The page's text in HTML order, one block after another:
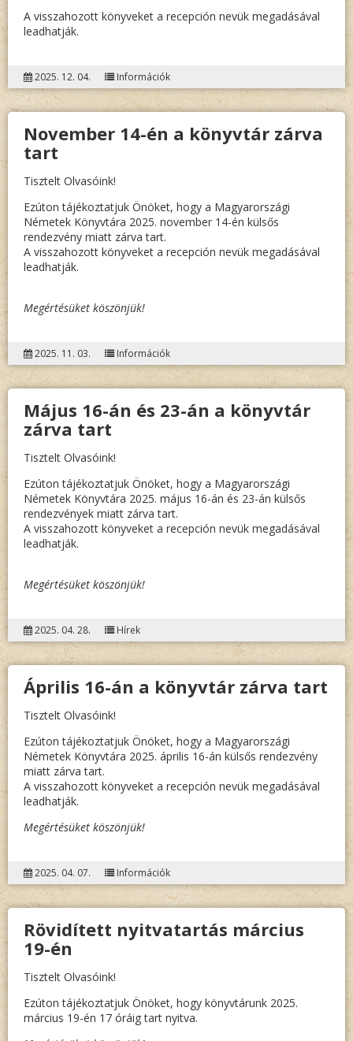
A visszahozott könyveket a recepción nevük megadásával
leadhatják.
2025. 12. 04. Információk
November 14-én a könyvtár zárva
tart
Tisztelt Olvasóink!
Ezúton tájékoztatjuk Önöket, hogy a Magyarországi
Németek Könyvtára 2025. november 14-én külsős
rendezvény miatt zárva tart.
A visszahozott könyveket a recepción nevük megadásával
leadhatják.
Megértésüket köszönjük!
2025. 11. 03. Információk
Május 16-án és 23-án a könyvtár
zárva tart
Tisztelt Olvasóink!
Ezúton tájékoztatjuk Önöket, hogy a Magyarországi
Németek Könyvtára 2025. május 16-án és 23-án külsős
rendezvények miatt zárva tart.
A visszahozott könyveket a recepción nevük megadásával
leadhatják.
Megértésüket köszönjük!
2025. 04. 28. Hírek
Április 16-án a könyvtár zárva tart
Tisztelt Olvasóink!
Ezúton tájékoztatjuk Önöket, hogy a Magyarországi
Németek Könyvtára 2025. április 16-án külsős rendezvény
miatt zárva tart.
A visszahozott könyveket a recepción nevük megadásával
leadhatják.
Megértésüket köszönjük!
2025. 04. 07. Információk
Rövidített nyitvatartás március
19-én
Tisztelt Olvasóink!
Ezúton tájékoztatjuk Önöket, hogy könyvtárunk 2025.
március 19-én 17 óráig tart nyitva.